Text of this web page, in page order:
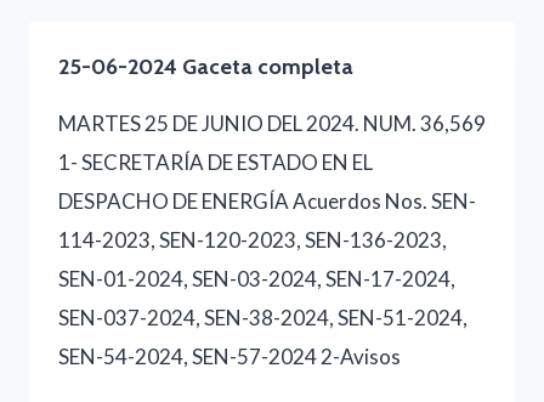
COMPLETA
25-06-2024 Gaceta completa
MARTES 25 DE JUNIO DEL 2024. NUM. 36,569
1- SECRETARÍA DE ESTADO EN EL
DESPACHO DE ENERGÍA Acuerdos Nos. SEN-
114-2023, SEN-120-2023, SEN-136-2023,
SEN-01-2024, SEN-03-2024, SEN-17-2024,
SEN-037-2024, SEN-38-2024, SEN-51-2024,
SEN-54-2024, SEN-57-2024 2-Avisos